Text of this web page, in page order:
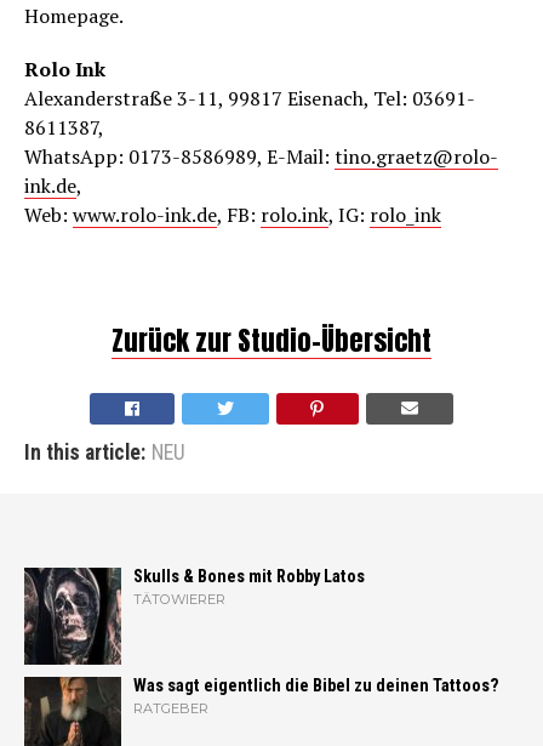
Homepage.
Rolo Ink
Alexanderstraße 3-11, 99817 Eisenach, Tel: 03691-
8611387,
WhatsApp: 0173-8586989, E-Mail: tino.graetz@rolo-
ink.de,
Web: www.rolo-ink.de, FB: rolo.ink, IG: rolo_ink
Zurück zur Studio-Übersicht
In this article: NEU
Skulls & Bones mit Robby Latos
TÄTOWIERER
Was sagt eigentlich die Bibel zu deinen Tattoos?
RATGEBER